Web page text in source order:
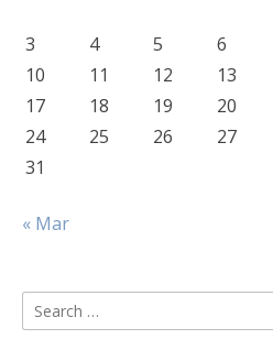
3
4 5 6
10
11 12 13
17
18 19 20
24
25 26 27
31
« Mar
Search
for: